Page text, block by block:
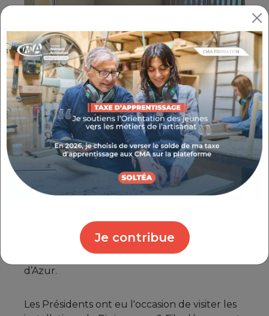
Je contribue
Ludovic SALENDRES s’est vu remettre
officiellement le prestigieux titre de Maître
Artisan par les deux Présidents. Une réussite
classes dans le laboratoire de l’atelier
boucherie du centre CMA Formation
d'Avignon de la CMA Provence Alpes Côte
d’Azur.
Les Présidents ont eu l'occasion de visiter les